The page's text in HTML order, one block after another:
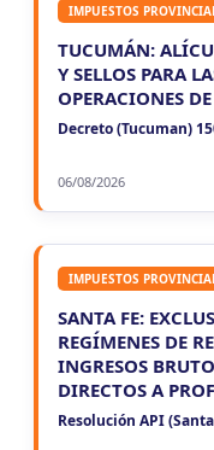
IMPUESTOS
TUCUMÁN:
Y SELLOS PARA
OPERACIONES
Decreto (Tucuman)
06/08/2026
IMPUESTOS
SANTA FE:
REGÍMENES DE
INGRESOS
DIRECTOS A
Resolución API